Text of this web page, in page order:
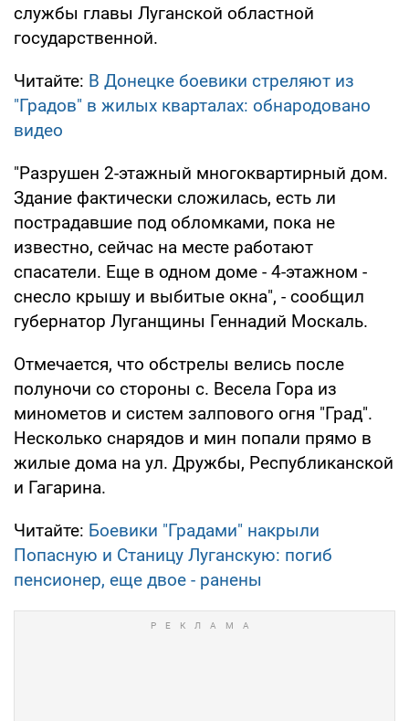
службы главы Луганской областной
государственной.
Читайте: В Донецке боевики стреляют из
"Градов" в жилых кварталах: обнародовано
видео
"Разрушен 2-этажный многоквартирный дом.
Здание фактически сложилась, есть ли
пострадавшие под обломками, пока не
известно, сейчас на месте работают
спасатели. Еще в одном доме - 4-этажном -
снесло крышу и выбитые окна", - сообщил
губернатор Луганщины Геннадий Москаль.
Отмечается, что обстрелы велись после
полуночи со стороны с. Весела Гора из
минометов и систем залпового огня "Град".
Несколько снарядов и мин попали прямо в
жилые дома на ул. Дружбы, Республиканской
и Гагарина.
Читайте: Боевики "Градами" накрыли
Попасную и Станицу Луганскую: погиб
пенсионер, еще двое - ранены